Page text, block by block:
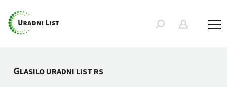
GLASILO URADNI LIST RS